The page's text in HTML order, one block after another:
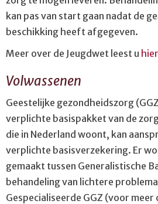
kan pas van start gaan nadat de
beschikking heeft afgegeven.
Meer over de Jeugdwet leest u hier
Volwassenen
Geestelijke gezondheidszorg
verplichte basispakket van de
die in Nederland woont, kan
verplichte basisverzekering. Er
gemaakt tussen Generalistische
behandeling van lichtere
Gespecialiseerde GGZ (voor